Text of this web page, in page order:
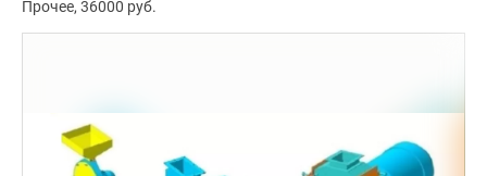
Прочее 36000 руб.